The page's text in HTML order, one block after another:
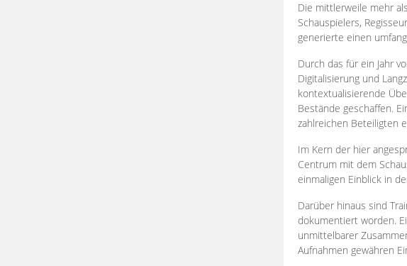
Die mittlerweile mehr
Schauspielers,
generierte einen
Durch das für ein Jahr
Digitalisierung und
kontextualisierende
Bestände geschaffen.
zahlreichen Beteiligten
Im Kern der hier
Centrum mit dem
einmaligen Einblick in
Darüber hinaus sind
dokumentiert worden.
unmittelbarer
Aufnahmen gewähren